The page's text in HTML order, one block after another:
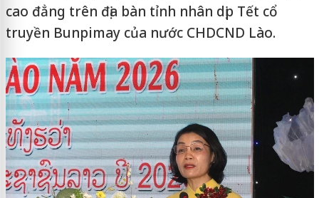
cao đẳng trên địa bàn tỉnh nhân dịp Tết cổ
truyền Bunpimay của nước CHDCND Lào.